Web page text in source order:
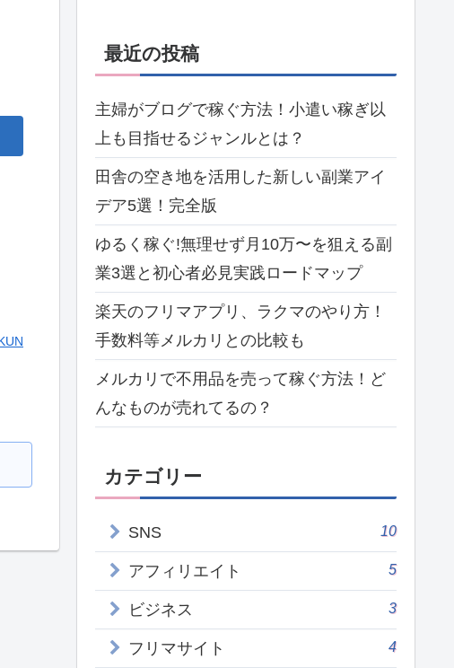
最近の投稿
主婦がブログで稼ぐ方法！小遣い稼ぎ以
上も目指せるジャンルとは？
田舎の空き地を活用した新しい副業アイ
デア5選！完全版
ゆるく稼ぐ!無理せず月10万〜を狙える副
業3選と初心者必見実践ロードマップ
楽天のフリマアプリ、ラクマのやり方！
手数料等メルカリとの比較も
メルカリで不用品を売って稼ぐ方法！ど
んなものが売れてるの？
カテゴリー
SNS 10
アフィリエイト 5
ビジネス 3
フリマサイト 4